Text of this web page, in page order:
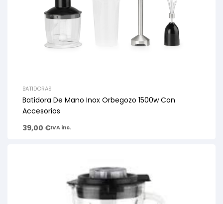
BATIDORAS
Batidora De Mano Inox Orbegozo 1500w Con
Accesorios
39,00 €IVA inc.